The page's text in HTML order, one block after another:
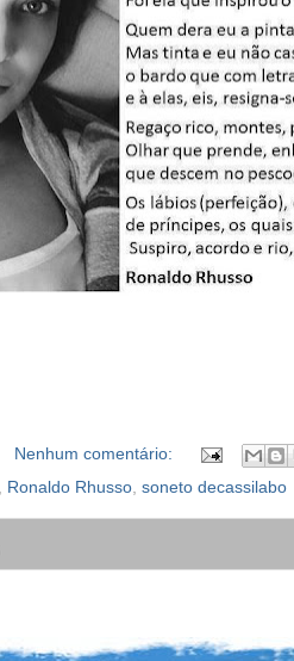
Nenhum comentário:
, Ronaldo Rhusso, soneto decassilabo